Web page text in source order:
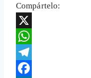
Compártelo:
X
WhatsApp
Telegram